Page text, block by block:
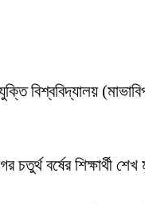
বিশ্ববিদ্যালয়
চতুর্থ বর্ষের শিক্ষার্থী